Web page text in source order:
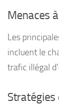
Menaces
Les
incluent le
trafic illégal
Stratégies